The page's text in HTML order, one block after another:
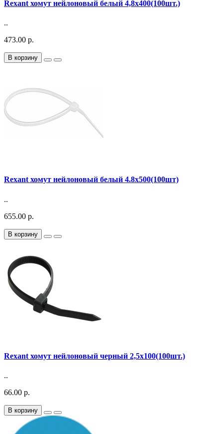
Rexant хомут нейлоновый белый 4,8х400(100шт.)
..
473.00 р.
В корзину
Rexant хомут нейлоновый белый 4.8х500(100шт)
..
655.00 р.
В корзину
Rexant хомут нейлоновый черный 2,5х100(100шт.)
..
66.00 р.
В корзину